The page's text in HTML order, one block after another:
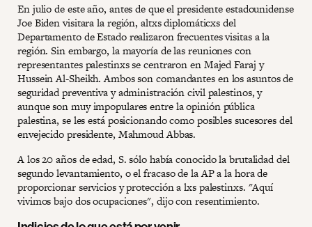
En julio de este año, antes de que el presidente estadounidense
Joe Biden visitara la región, altxs diplomáticxs del
Departamento de Estado realizaron frecuentes visitas a la
región. Sin embargo, la mayoría de las reuniones con
representantes palestinxs se centraron en Majed Faraj y
Hussein Al-Sheikh. Ambos son comandantes en los asuntos de
seguridad preventiva y administración civil palestinos, y
aunque son muy impopulares entre la opinión pública
palestina, se les está posicionando como posibles sucesores del
envejecido presidente, Mahmoud Abbas.
A los 20 años de edad, S. sólo había conocido la brutalidad del
segundo levantamiento, o el fracaso de la AP a la hora de
proporcionar servicios y protección a lxs palestinxs. "Aquí
vivimos bajo dos ocupaciones", dijo con resentimiento.